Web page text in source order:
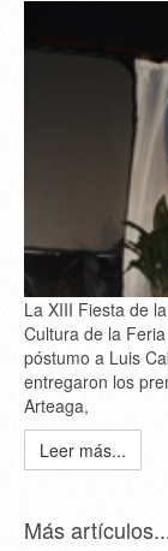
La XIII Fiesta de
Cultura de la
póstumo a Luis
entregaron los
Arteaga,
Leer más...
Más